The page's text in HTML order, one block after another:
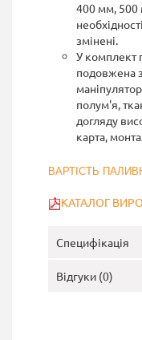
400 мм,
змінені.
У комплект
подовжена
полум'я,
догляду
карта,
ВАРТІСТЬ
КАТАЛОГ
Специфікація
Відгуки (0)